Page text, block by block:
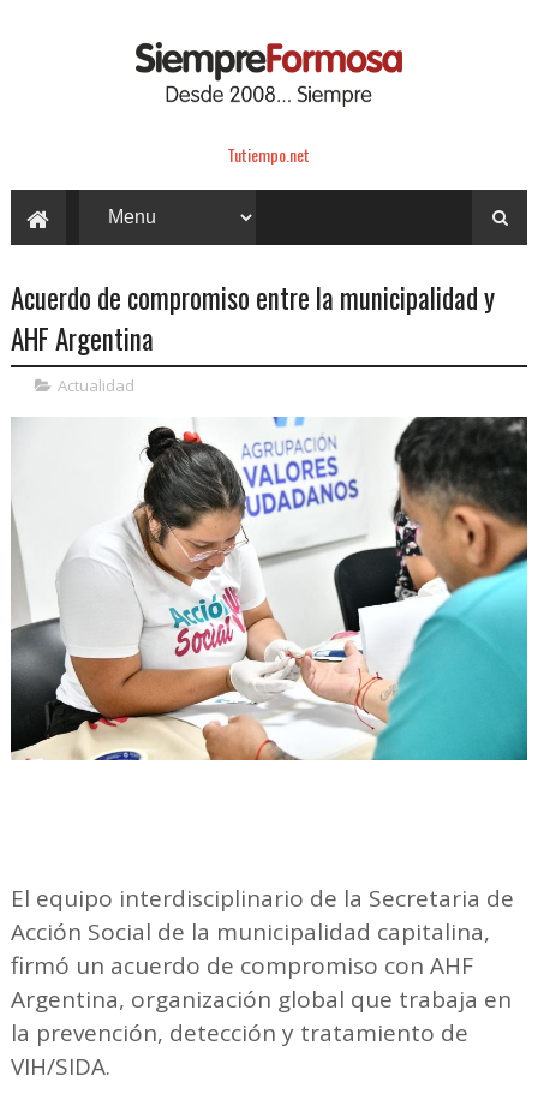
Tutiempo.net
Acuerdo de compromiso entre la municipalidad y
AHF Argentina
Actualidad
El equipo interdisciplinario de la Secretaria de
Acción Social de la municipalidad capitalina,
firmó un acuerdo de compromiso con AHF
Argentina, organización global que trabaja en
la prevención, detección y tratamiento de
VIH/SIDA.